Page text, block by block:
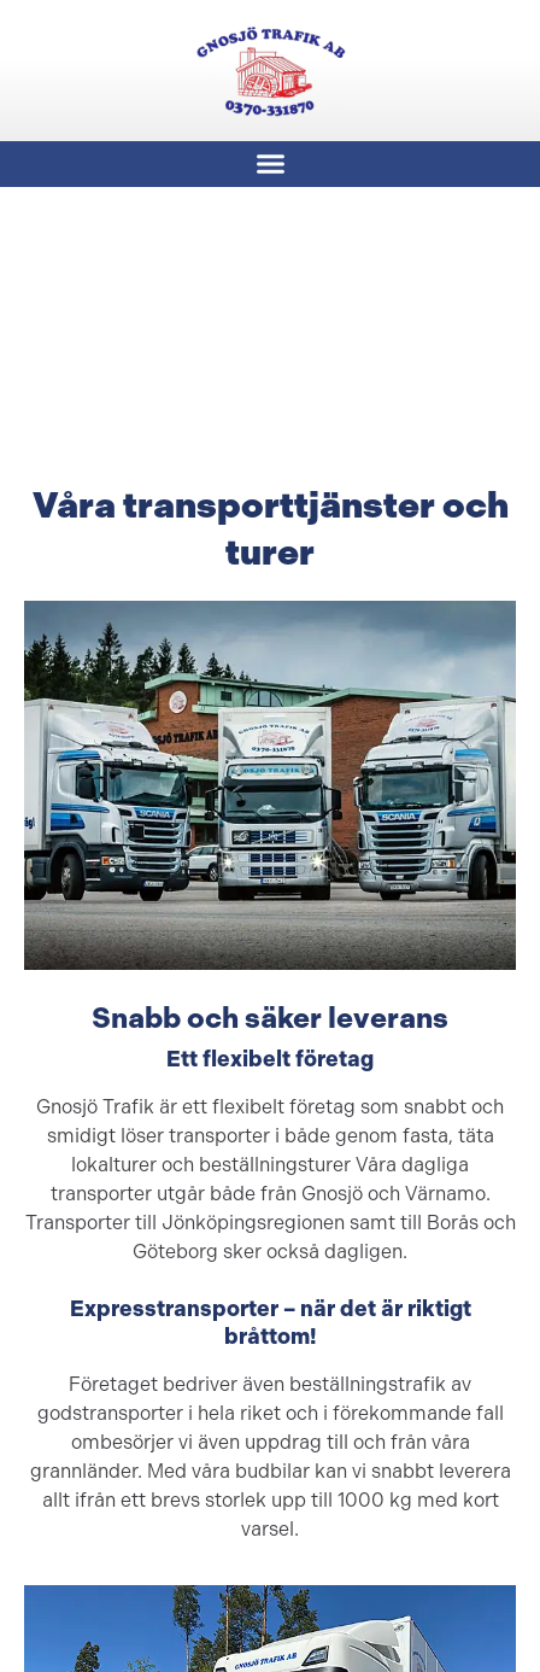
Våra transporttjänster och
turer
Snabb och säker leverans
Ett flexibelt företag
Gnosjö Trafik är ett flexibelt företag som snabbt och
smidigt löser transporter i både genom fasta, täta
lokalturer och beställningsturer Våra dagliga
transporter utgår både från Gnosjö och Värnamo.
Transporter till Jönköpingsregionen samt till Borås och
Göteborg sker också dagligen.
Expresstransporter – när det är riktigt
bråttom!
Företaget bedriver även beställningstrafik av
godstransporter i hela riket och i förekommande fall
ombesörjer vi även uppdrag till och från våra
grannländer. Med våra budbilar kan vi snabbt leverera
allt ifrån ett brevs storlek upp till 1000 kg med kort
varsel.